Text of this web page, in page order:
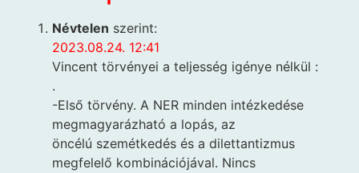
Névtelen szerint:
2023.08.24. 12:41
Vincent törvényei a teljesség igénye nélkül :
.
-Első törvény. A NER minden intézkedése
megmagyarázható a lopás, az
öncélú szemétkedés és a dilettantizmus
megfelelő kombinációjával. Nincs